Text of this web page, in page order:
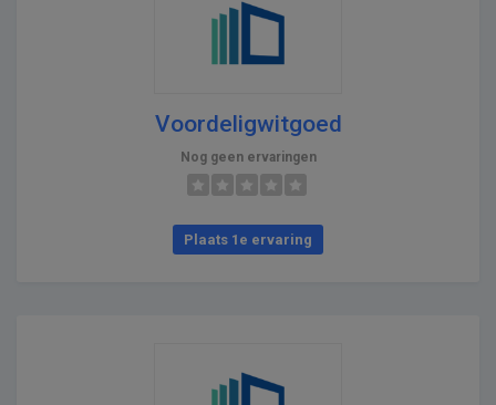
Voordeligwitgoed
Nog geen ervaringen
Plaats 1e ervaring